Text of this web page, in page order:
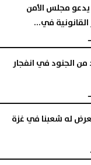
يدعو مجلس الأمن
في...
من الجنود في انفجار
له شعبنا في غزة